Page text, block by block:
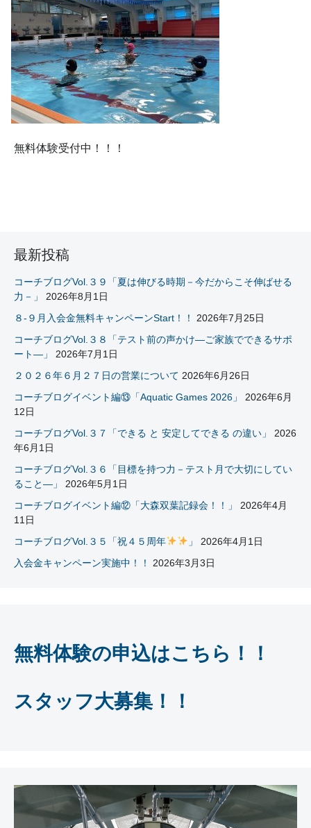
無料体験受付中！！！
最新投稿
コーチブログVol.３９「夏は伸びる時期－今だからこそ伸ばせる
力－」
2026年8月1日
８-９月入会金無料キャンペーンStart！！
2026年7月25日
コーチブログVol.３８「テスト前の声かけ―ご家族でできるサポ
ート―」
2026年7月1日
２０２６年６月２７日の営業について 2026年6月26日
コーチブログイベント編⑬「Aquatic Games 2026」
2026年6月
12日
コーチブログVol.３７「できる と 安定してできる の違い」
2026
年6月1日
コーチブログVol.３６「目標を持つ力－テスト月で大切にしてい
ること―」
2026年5月1日
コーチブログイベント編⑫「大森双葉記録会！！」
2026年4月
11日
コーチブログVol.３５「祝４５周年
」
2026年4月1日
入会金キャンペーン実施中！！
2026年3月3日
無料体験の申込はこちら！！
スタッフ大募集！！